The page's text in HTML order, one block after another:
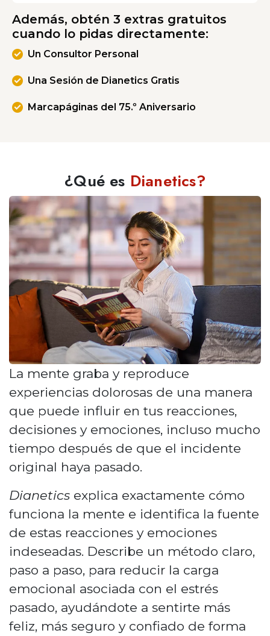
Además, obtén 3 extras gratuitos
cuando lo pidas directamente:
Un Consultor Personal
Una Sesión de Dianetics Gratis
Marcapáginas del 75.º Aniversario
¿Qué es Dianetics?
La mente graba y reproduce
experiencias dolorosas de una manera
que puede influir en tus reacciones,
decisiones y emociones, incluso mucho
tiempo después de que el incidente
original haya pasado.
Dianetics explica exactamente cómo
funciona la mente e identifica la fuente
de estas reacciones y emociones
indeseadas. Describe un método claro,
paso a paso, para reducir la carga
emocional asociada con el estrés
pasado, ayudándote a sentirte más
feliz, más seguro y confiado de forma